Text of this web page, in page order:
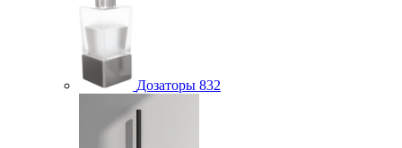
Дозаторы 832